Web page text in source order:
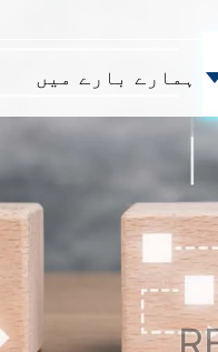
ہمارے بارے میں